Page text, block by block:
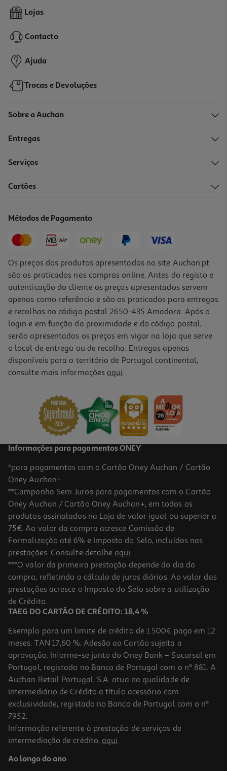
Lojas
Contacto
Ajuda
Trocas e Devoluções
Sobre a Auchan
Entregas
Serviços
Cartões
Métodos de Pagamento
Os preços dos produtos apresentados no site Auchan.pt
são os praticados nas compras online. Antes do registo e
autenticação do cliente os preços apresentados servem
apenas como referência e são os praticados para entregas
e recolhas no código postal 2650-435 Amadora. Após o
login e em função da proximidade e do código postal,
serão apresentados os preços em vigor na loja que serve
o local de entrega ou de recolha. Entregas apenas
disponíveis para o território de Portugal continental,
consulte mais informações aqui.
Informações para pagamentos ONEY
*para pagamentos com o Cartão Oney Auchan / Cartão
Oney Auchan+.
**Campanha Sem Juros para pagamentos com o Cartão
Oney Auchan / Cartão Oney Auchan+, em todos os
produtos assinalados na Loja de valor igual ou superior a
75€. Ao valor da compra acresce Comissão de
Formalização até 6% e Imposto do Selo, incluídos nas
prestações. Consulte detalhe aqui.
***O valor da primeira prestação depende do dia da
compra, refletindo o cálculo de juros diários. Ao valor das
prestações acresce o Imposto do Selo sobre a utilização
de Crédito.
TAEG DO CARTÃO DE CRÉDITO: 18,4 %
Exemplo para um limite de crédito de 1.500€ pago em 12
meses. TAN 17,60 %. Adesão ao Cartão sujeita a
aprovação. Informe-se junto do Oney Bank – Sucursal em
Portugal, registado no Banco de Portugal com o nº 881. A
Auchan Retail Portugal, S.A. atua na qualidade de
Intermediário de Crédito a título acessório com
exclusividade, registado no Banco de Portugal com o nº
7952.
Informação referente à prestação de serviços de
intermediação de crédito, aqui.
Ao longo do ano